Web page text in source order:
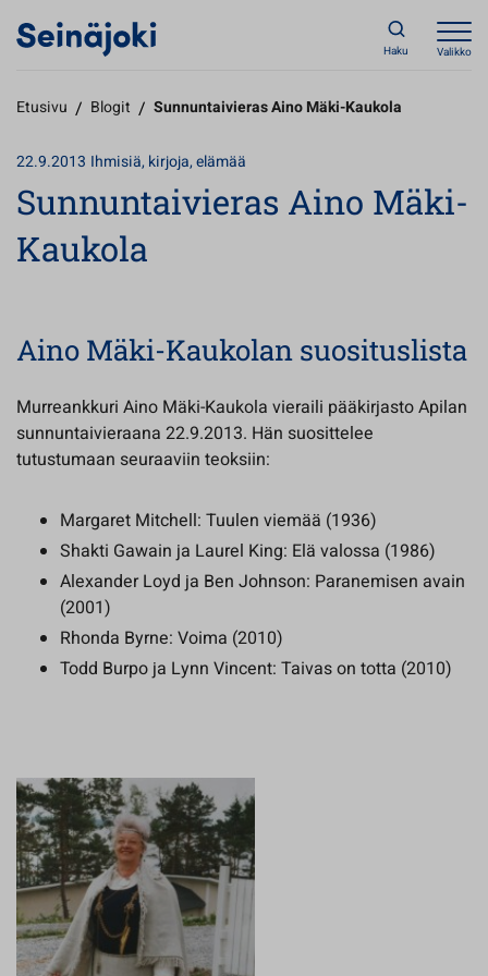
Haku Valikko
Etusivu / Blogit / Sunnuntaivieras Aino Mäki-Kaukola
22.9.2013 Ihmisiä, kirjoja, elämää
Sunnuntaivieras Aino Mäki-
Kaukola
Aino Mäki-Kaukolan suosituslista
Murreankkuri Aino Mäki-Kaukola vieraili pääkirjasto Apilan
sunnuntaivieraana 22.9.2013. Hän suosittelee
tutustumaan seuraaviin teoksiin:
Margaret Mitchell: Tuulen viemää (1936)
Shakti Gawain ja Laurel King: Elä valossa (1986)
Alexander Loyd ja Ben Johnson: Paranemisen avain
(2001)
Rhonda Byrne: Voima (2010)
Todd Burpo ja Lynn Vincent: Taivas on totta (2010)